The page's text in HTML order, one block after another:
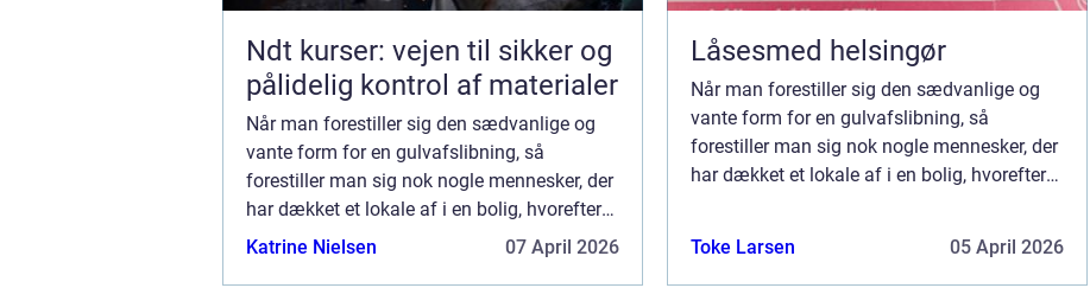
Ndt kurser: vejen til sikker og
pålidelig kontrol af materialer
Når man forestiller sig den sædvanlige og
vante form for en gulvafslibning, så
forestiller man sig nok nogle mennesker, der
har dækket et lokale af i en bolig, hvorefter
de udfører deres gulvafslibning med en
Katrine Nielsen 07 April 2026
Låsesmed helsingør
Når man forestiller sig den sædvanlige og
vante form for en gulvafslibning, så
forestiller man sig nok nogle mennesker, der
har dækket et lokale af i en bolig, hvorefter
Toke Larsen 05 April 2026